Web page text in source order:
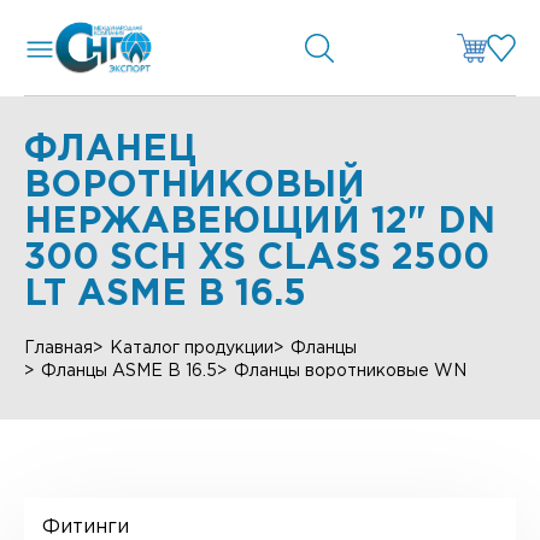
ФЛАНЕЦ
ВОРОТНИКОВЫЙ
НЕРЖАВЕЮЩИЙ 12" DN
300 SCH XS CLASS 2500
LT ASME B 16.5
Главная Каталог продукции
Фланцы
Фланцы ASME B 16.5
Фланцы воротниковые WN
Фитинги